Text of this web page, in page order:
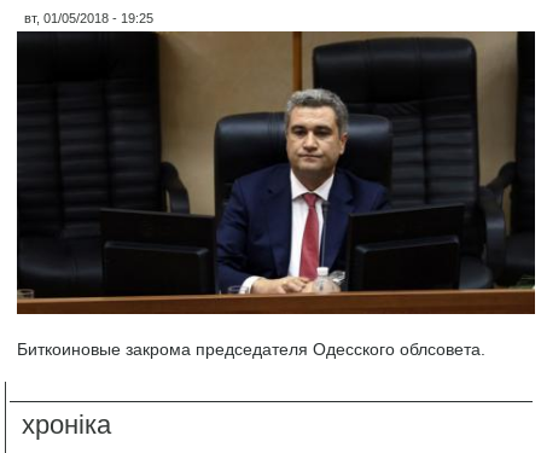
вт, 01/05/2018 - 19:25
Биткоиновые закрома председателя Одесского облсовета.
хроніка